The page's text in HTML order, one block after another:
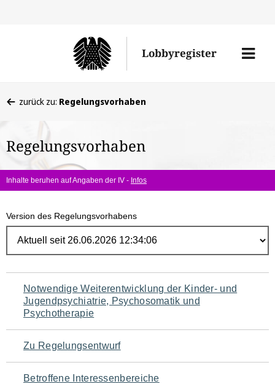
Lobbyregister
Menü
befinden
hier:
zurück zu: Regelungsvorhaben
Regelungsvorhaben
Inhalte beruhen auf Angaben der IV - Infos
Version des Regelungsvorhabens
Navigation
für
den
Seiteninhalt
Notwendige Weiterentwicklung der Kinder- und
Jugendpsychiatrie, Psychosomatik und
Psychotherapie
Zu Regelungsentwurf
Betroffene Interessenbereiche